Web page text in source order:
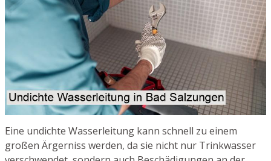
Eine undichte Wasserleitung kann schnell zu einem
großen Ärgerniss werden, da sie nicht nur Trinkwasser